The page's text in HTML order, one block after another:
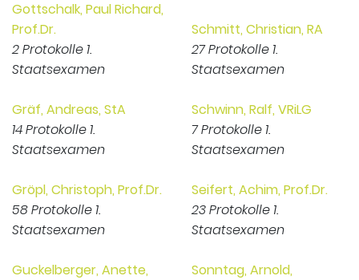
Gottschalk, Paul Richard,
Prof.Dr.
2 Protokolle 1.
Staatsexamen
Gräf, Andreas, StA
14 Protokolle 1.
Staatsexamen
Gröpl, Christoph, Prof.Dr.
58 Protokolle 1.
Staatsexamen
Guckelberger, Anette,
Schmitt, Christian, RA
27 Protokolle 1.
Staatsexamen
Schwinn, Ralf, VRiLG
7 Protokolle 1.
Staatsexamen
Seifert, Achim, Prof.Dr.
23 Protokolle 1.
Staatsexamen
Sonntag, Arnold,